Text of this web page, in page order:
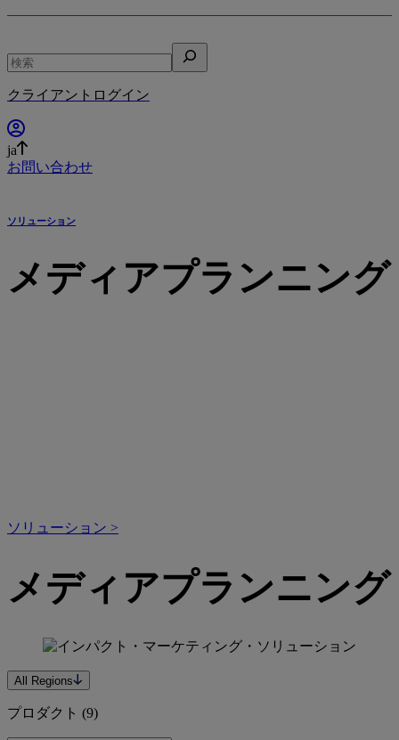
検
索
クライアントログイン
ja
お問い合わせ
ソリューション
メディアプランニング
ソリューション >
メディアプランニング
All Regions
プロダクト (9)